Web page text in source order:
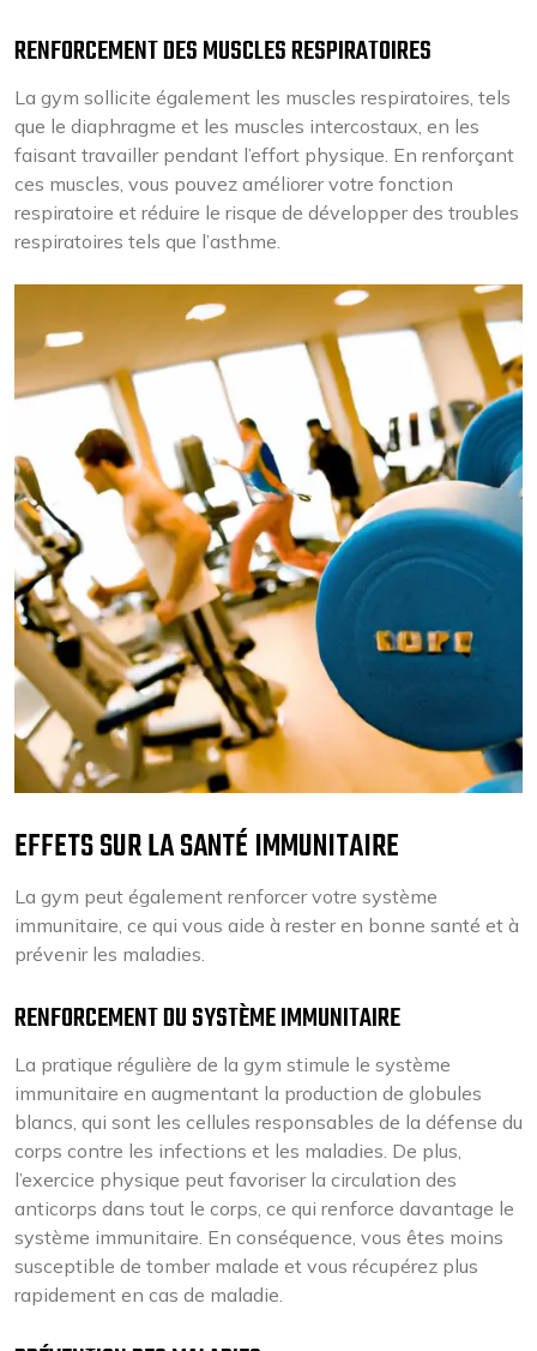
RENFORCEMENT DES MUSCLES RESPIRATOIRES
La gym sollicite également les muscles respiratoires, tels
que le diaphragme et les muscles intercostaux, en les
faisant travailler pendant l’effort physique. En renforçant
ces muscles, vous pouvez améliorer votre fonction
respiratoire et réduire le risque de développer des troubles
respiratoires tels que l’asthme.
EFFETS SUR LA SANTÉ IMMUNITAIRE
La gym peut également renforcer votre système
immunitaire, ce qui vous aide à rester en bonne santé et à
prévenir les maladies.
RENFORCEMENT DU SYSTÈME IMMUNITAIRE
La pratique régulière de la gym stimule le système
immunitaire en augmentant la production de globules
blancs, qui sont les cellules responsables de la défense du
corps contre les infections et les maladies. De plus,
l’exercice physique peut favoriser la circulation des
anticorps dans tout le corps, ce qui renforce davantage le
système immunitaire. En conséquence, vous êtes moins
susceptible de tomber malade et vous récupérez plus
rapidement en cas de maladie.